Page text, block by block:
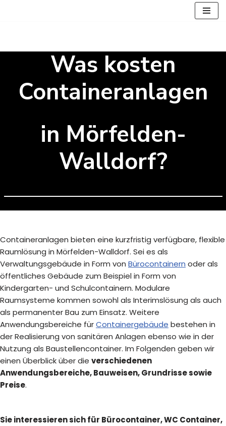
springen
Was kosten
Containeranlagen
in Mörfelden-
Walldorf?
Containeranlagen bieten eine kurzfristig verfügbare, flexible
Raumlösung in Mörfelden-Walldorf. Sei es als
Verwaltungsgebäude in Form von Bürocontainern oder als
öffentliches Gebäude zum Beispiel in Form von
Kindergarten- und Schulcontainern. Modulare
Raumsysteme kommen sowohl als Interimslösung als auch
als permanenter Bau zum Einsatz. Weitere
Anwendungsbereiche fürContainergebäude bestehen in
der Realisierung von sanitären Anlagen ebenso wie in der
Nutzung als Baustellencontainer. Im Folgenden geben wir
einen Überblick über die verschiedenen
Anwendungsbereiche, Bauweisen, Grundrisse sowie
Preise.
Sie interessieren sich für Bürocontainer, WC Container,